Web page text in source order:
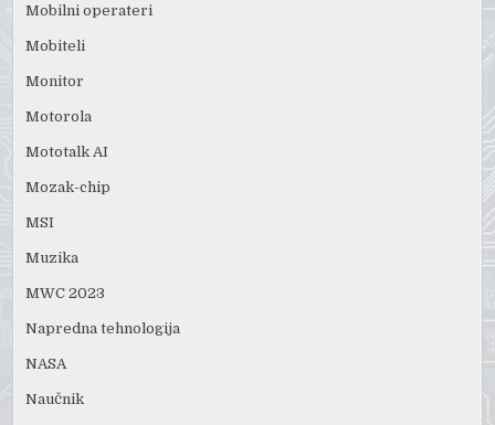
Mobilni operateri
Mobiteli
Monitor
Motorola
Mototalk AI
Mozak-chip
MSI
Muzika
MWC 2023
Napredna tehnologija
NASA
Naučnik